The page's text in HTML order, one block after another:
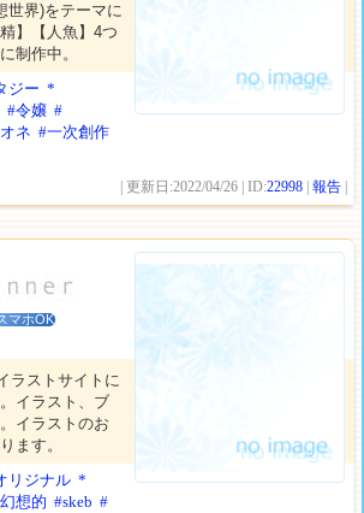
世界)をテーマに
】【人魚】4つ
制作中。
ジー *
#令嬢 #
ネ #一次創作
| 更新日:2022/04/26 | ID:22998 |報告
マホOK
ラストサイトに
イラスト、ブ
イラストのお
ます。
リジナル *
想的 #skeb #